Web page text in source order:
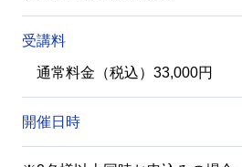
受講料
通常料金（税込）33,000円
開催日時